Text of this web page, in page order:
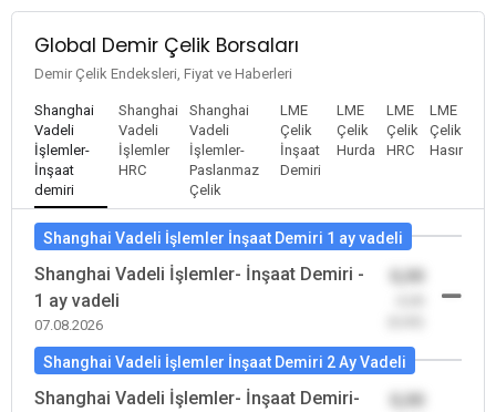
Global Demir Çelik Borsaları
Demir Çelik Endeksleri, Fiyat ve Haberleri
Shanghai
Vadeli
İşlemler-
İnşaat
demiri
Shanghai
Vadeli
İşlemler
HRC
Shanghai
Vadeli
İşlemler-
Paslanmaz
Çelik
LME
Çelik
İnşaat
Demiri
LME
Çelik
Hurda
LME
Çelik
HRC
LME
Çelik
Hasır
Shanghai Vadeli İşlemler İnşaat Demiri 1 ay vadeli
Shanghai Vadeli İşlemler- İnşaat Demiri -
1 ay vadeli
07.08.2026
Shanghai Vadeli İşlemler İnşaat Demiri 2 Ay Vadeli
Shanghai Vadeli İşlemler- İnşaat Demiri-